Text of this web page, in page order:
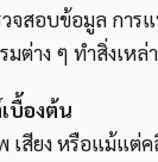
วจสอบข้อมูล กา
ต่าง ๆ ทำสิ่งเห
บื้องต้น
เสียง หรือแม้แต่